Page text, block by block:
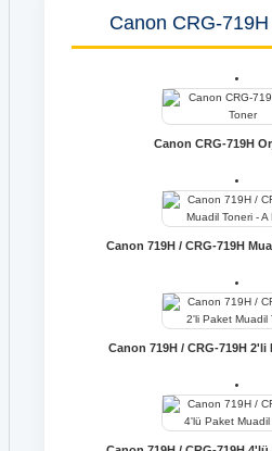
Canon CRG-
Canon CRG-719H
Canon 719H / CRG-719H
Canon 719H / CRG-719H 2'li